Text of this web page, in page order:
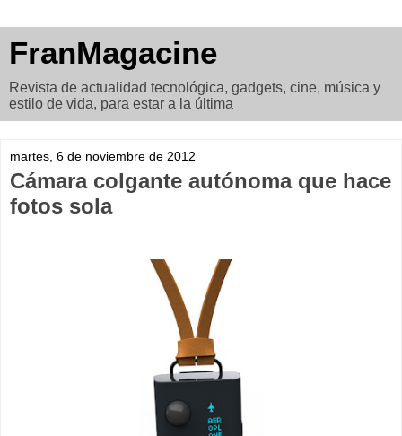
FranMagacine
Revista de actualidad tecnológica, gadgets, cine, música y
estilo de vida, para estar a la última
martes, 6 de noviembre de 2012
Cámara colgante autónoma que hace
fotos sola